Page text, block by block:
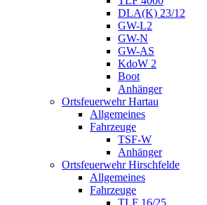
DLA(K) 23/12
GW-L2
GW-N
GW-AS
KdoW 2
Boot
Anhänger
Ortsfeuerwehr Hartau
Allgemeines
Fahrzeuge
TSF-W
Anhänger
Ortsfeuerwehr Hirschfelde
Allgemeines
Fahrzeuge
TLF 16/25